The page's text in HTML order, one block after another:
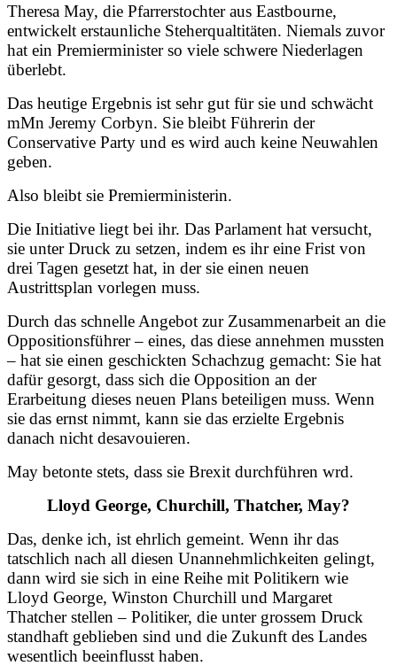
Theresa May, die Pfarrerstochter aus Eastbourne,
entwickelt erstaunliche Steherqualtitäten. Niemals zuvor
hat ein Premierminister so viele schwere Niederlagen
überlebt.
Das heutige Ergebnis ist sehr gut für sie und schwächt
mMn Jeremy Corbyn. Sie bleibt Führerin der
Conservative Party und es wird auch keine Neuwahlen
geben.
Also bleibt sie Premierministerin.
Die Initiative liegt bei ihr. Das Parlament hat versucht,
sie unter Druck zu setzen, indem es ihr eine Frist von
drei Tagen gesetzt hat, in der sie einen neuen
Austrittsplan vorlegen muss.
Durch das schnelle Angebot zur Zusammenarbeit an die
Oppositionsführer – eines, das diese annehmen mussten
– hat sie einen geschickten Schachzug gemacht: Sie hat
dafür gesorgt, dass sich die Opposition an der
Erarbeitung dieses neuen Plans beteiligen muss. Wenn
sie das ernst nimmt, kann sie das erzielte Ergebnis
danach nicht desavouieren.
May betonte stets, dass sie Brexit durchführen wrd.
Lloyd George, Churchill, Thatcher, May?
Das, denke ich, ist ehrlich gemeint. Wenn ihr das
tatschlich nach all diesen Unannehmlichkeiten gelingt,
dann wird sie sich in eine Reihe mit Politikern wie
Lloyd George, Winston Churchill und Margaret
Thatcher stellen – Politiker, die unter grossem Druck
standhaft geblieben sind und die Zukunft des Landes
wesentlich beeinflusst haben.